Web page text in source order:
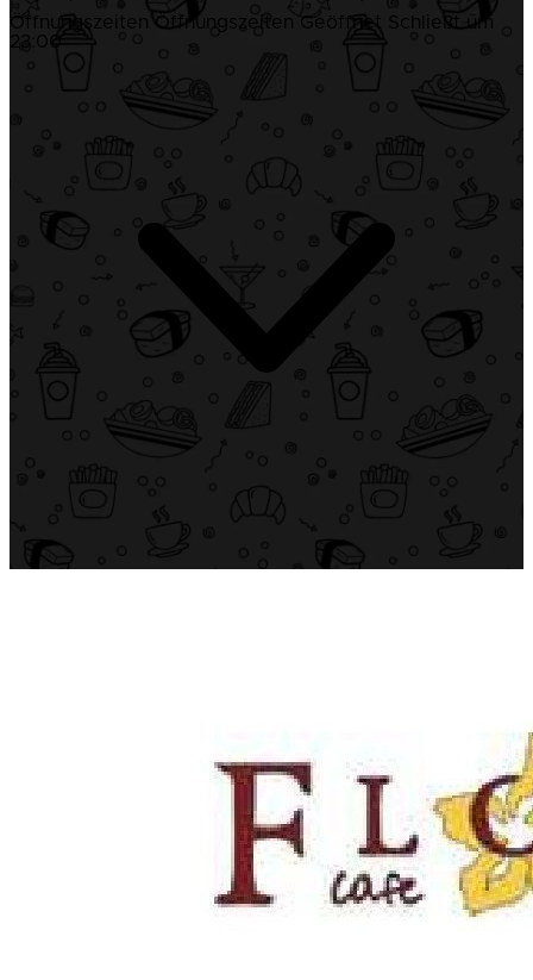
Öffnungszeiten Öffnungszeiten Geöffnet Schließt um
23:00